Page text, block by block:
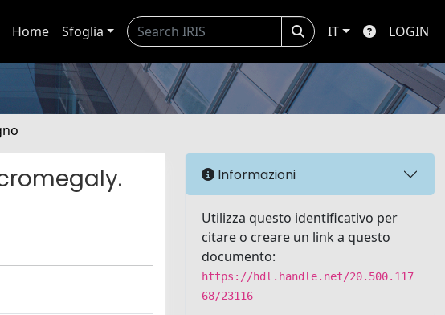
Home Sfoglia IT LOGIN
Informazioni
Utilizza questo identificativo per
citare o creare un link a questo
documento:
https://hdl.handle.net/20.500.117
68/23116